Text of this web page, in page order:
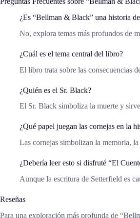
¿Es “Bellman & Black” una historia
No, explora temas más profundos de
¿Cuál es el tema central del libro?
El libro trata sobre las consecuencias
¿Quién es el Sr. Black?
El Sr. Black simboliza la muerte y
¿Qué papel juegan las cornejas en la
Las cornejas simbolizan la memoria,
¿Debería leer esto si disfruté “El
Aunque la escritura de Setterfield es
Reseñas
Para una exploración más profunda de